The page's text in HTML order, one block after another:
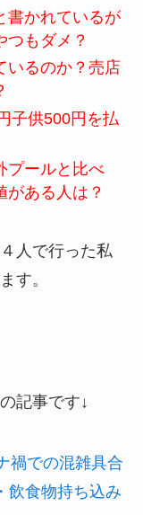
書かれているが
つもダメ？
いるのか？売店
子供500円を払
プールと比べ
がある人は？
人で行った私
す。
記事です↓
禍での混雑具合
飲食物持ち込み